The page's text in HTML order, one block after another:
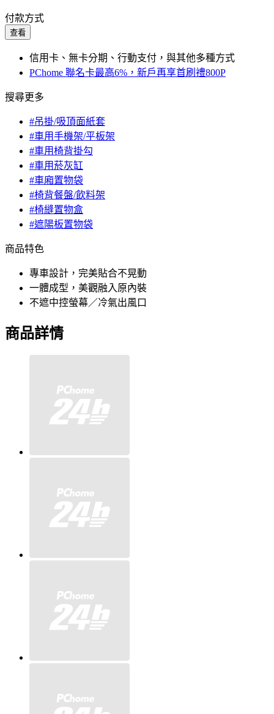
付款方式
查看
信用卡、無卡分期、行動支付，與其他多種方式
PChome 聯名卡最高6%，新戶再享首刷禮800P
搜尋更多
#吊掛/吸頂面紙套
#車用手機架/平板架
#車用椅背掛勾
#車用菸灰缸
#車廂置物袋
#椅背餐盤/飲料架
#椅縫置物盒
#遮陽板置物袋
商品特色
專車設計，完美貼合不晃動
一體成型，美觀融入原內裝
不遮中控螢幕／冷氣出風口
商品詳情